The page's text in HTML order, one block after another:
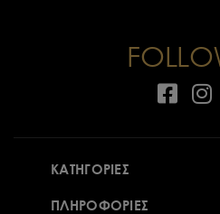
ΚΑΤΗΓΟΡΙΕΣ
ΠΛΗΡΟΦΟΡΙΕΣ